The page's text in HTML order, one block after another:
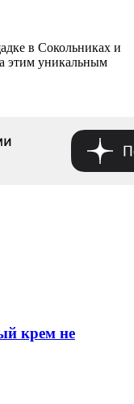
в Сокольниках и
этим уникальным
крем не